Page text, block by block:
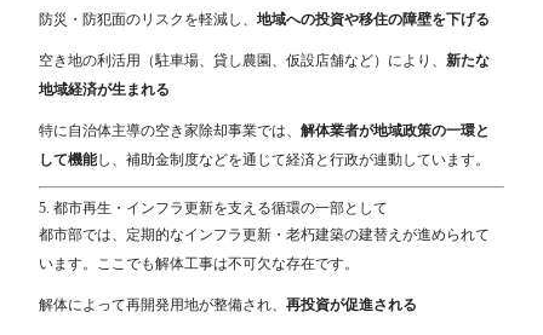
防災・防犯面のリスクを軽減し、地域への投資や移住の障壁を下げる
空き地の利活用（駐車場、貸し農園、仮設店舗など）により、新たな
地域経済が生まれる
特に自治体主導の空き家除却事業では、解体業者が地域政策の一環と
して機能し、補助金制度などを通じて経済と行政が連動しています。
5. 都市再生・インフラ更新を支える循環の一部として
都市部では、定期的なインフラ更新・老朽建築の建替えが進められて
います。ここでも解体工事は不可欠な存在です。
解体によって再開発用地が整備され、再投資が促進される